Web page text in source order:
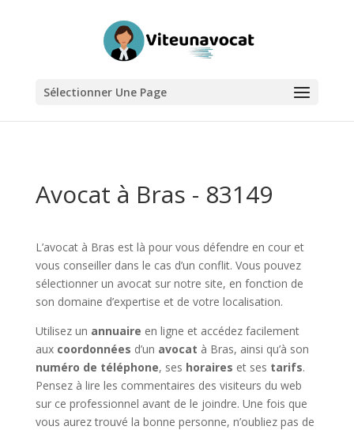
Sélectionner Une Page
Avocat à Bras - 83149
L’avocat à Bras est là pour vous défendre en cour et
vous conseiller dans le cas d’un conflit. Vous pouvez
sélectionner un avocat sur notre site, en fonction de
son domaine d’expertise et de votre localisation.
Utilisez un annuaire en ligne et accédez facilement
aux coordonnées d’un avocat à Bras, ainsi qu’à son
numéro de téléphone, ses horaires et ses tarifs.
Pensez à lire les commentaires des visiteurs du web
sur ce professionnel avant de le joindre. Une fois que
vous aurez trouvé la bonne personne, n’oubliez pas de